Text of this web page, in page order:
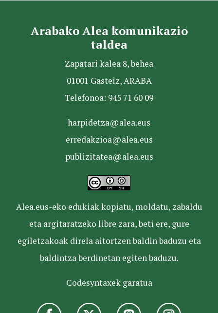
Arabako Alea komunikazio
taldea
Zapatari kalea 8, behea
01001 Gasteiz, ARABA
Telefonoa: 945 71 60 09
harpidetza@alea.eus
erredakzioa@alea.eus
publizitatea@alea.eus
Alea.eus-eko edukiak kopiatu, moldatu, zabaldu
eta argitaratzeko libre zara, beti ere, gure
egiletzakoak direla aitortzen baldin baduzu eta
baldintza berdinetan egiten baduzu.
Codesyntaxek garatua